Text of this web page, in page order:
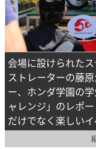
会場に設けられた
ストレーターの藤
ー、ホンダ学園の
ャレンジ」のレポ
だけでなく楽しいイ